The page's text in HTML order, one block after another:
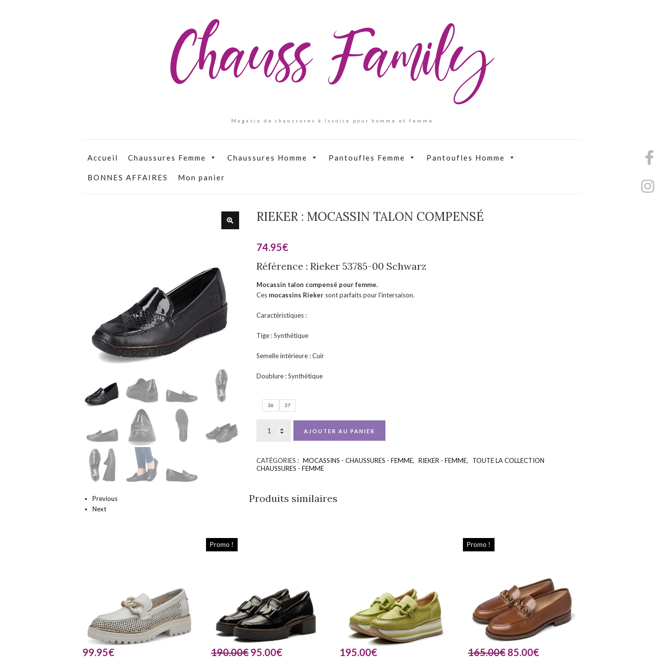
Chauss Family
Magasin de chaussures à Issoire pour homme et femme
Accueil Chaussures Femme Chaussures Homme Pantoufles Femme Pantoufles Homme
BONNES AFFAIRES Mon panier
Previous
Next
RIEKER : MOCASSIN TALON COMPENSÉ
74.95€
Référence : Rieker 53785-00 Schwarz
Mocassin talon compensé pour femme.
Ces mocassins Rieker sont parfaits pour l’intersaison.
Caractéristiques :
Tige : Synthétique
Semelle intérieure : Cuir
Doublure : Synthétique
36 37
AJOUTER AU PANIER
CATÉGORIES : MOCASSINS - CHAUSSURES - FEMME, RIEKER - FEMME,
TOUTE LA COLLECTION
CHAUSSURES - FEMME
Produits similaires
99.95€
Promo !
190.00€ 95.00€ 195.00€
Promo !
165.00€ 85.00€